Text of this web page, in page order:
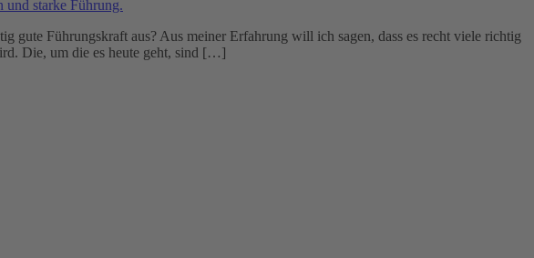
gute Führungskraft aus? Aus meiner Erfahrung will ich sagen, dass es recht viele richtig
Die, um die es heute geht, sind […]